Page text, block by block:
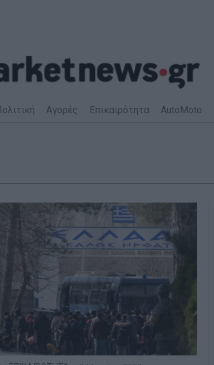
Αγορές Επικαιρότητα AutoMoto